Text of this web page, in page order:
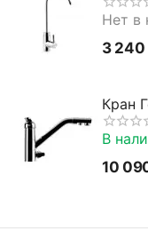
Нет в
3 240
Кран
В
10